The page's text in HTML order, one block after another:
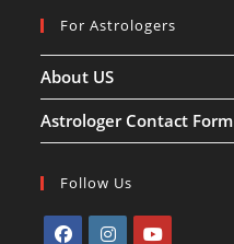
For Astrologers
About US
Astrologer Contact Form
Follow Us